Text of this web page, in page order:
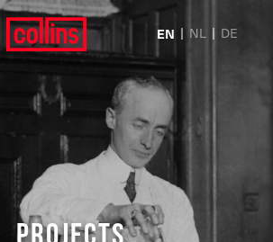
EN NL DE
PROJECTS